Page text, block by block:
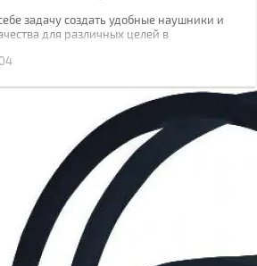
задачу создать удобные наушники и
для различных целей в
Как же определиться?